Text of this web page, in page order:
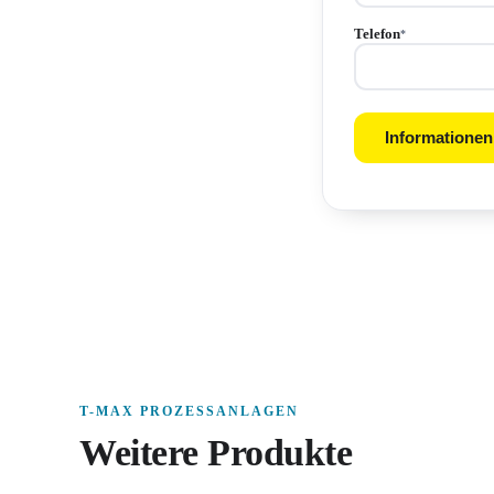
Telefon*
T-MAX PROZESSANLAGEN
Weitere Produkte